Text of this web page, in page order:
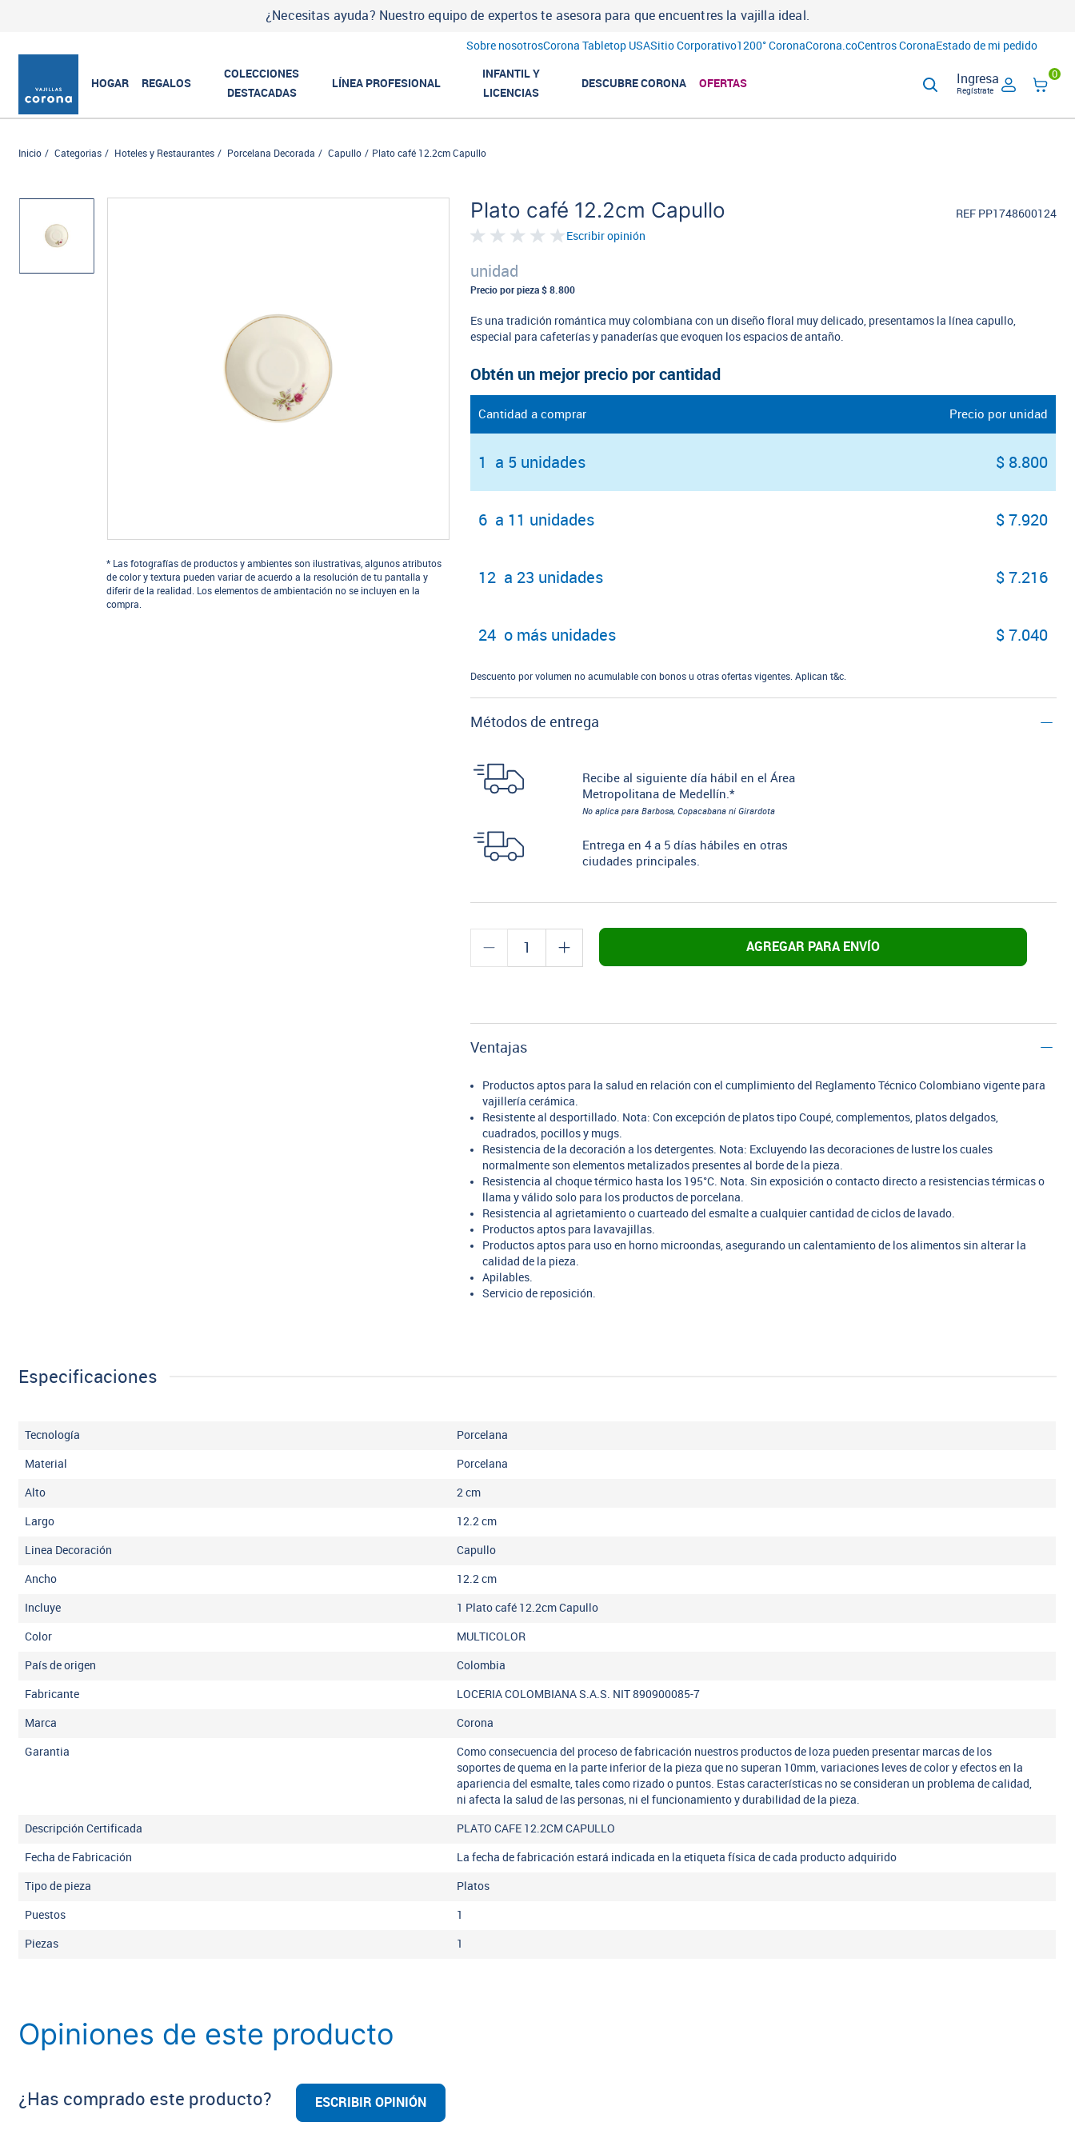
¿Necesitas ayuda? Nuestro equipo de expertos te asesora para que encuentres la vajilla ideal.
Sobre nosotrosCorona Tabletop USASitio Corporativo1200° CoronaCorona.coCentros CoronaEstado de mi pedido
HOGAR REGALOS
COLECCIONES
DESTACADAS
LÍNEA PROFESIONAL
INFANTIL Y
LICENCIAS
DESCUBRE CORONA OFERTAS Ingresa
Regístrate
0
Inicio Categorias Hoteles y Restaurantes Porcelana Decorada Capullo Plato café 12.2cm Capullo
Plato café 12.2cm Capullo
REF PP1748600124
Escribir opinión
* Las fotografías de productos y ambientes son ilustrativas, algunos atributos
de color y textura pueden variar de acuerdo a la resolución de tu pantalla y
diferir de la realidad. Los elementos de ambientación no se incluyen en la
compra.
unidad
Precio por pieza $ 8.800
Es una tradición romántica muy colombiana con un diseño floral muy delicado, presentamos la línea capullo,
especial para cafeterías y panaderías que evoquen los espacios de antaño.
Obtén un mejor precio por cantidad
Cantidad a comprar Precio por unidad
1 a 5 unidades $ 8.800
6 a 11 unidades $ 7.920
12 a 23 unidades $ 7.216
24 o más unidades $ 7.040
Descuento por volumen no acumulable con bonos u otras ofertas vigentes. Aplican t&c.
Métodos de entrega
Recibe al siguiente día hábil en el Área
Metropolitana de Medellín.*
No aplica para Barbosa, Copacabana ni Girardota
Entrega en 4 a 5 días hábiles en otras
ciudades principales.
AGREGAR PARA ENVÍO
Ventajas
Productos aptos para la salud en relación con el cumplimiento del Reglamento Técnico Colombiano vigente para
vajillería cerámica.
Resistente al desportillado. Nota: Con excepción de platos tipo Coupé, complementos, platos delgados,
cuadrados, pocillos y mugs.
Resistencia de la decoración a los detergentes. Nota: Excluyendo las decoraciones de lustre los cuales
normalmente son elementos metalizados presentes al borde de la pieza.
Resistencia al choque térmico hasta los 195°C. Nota. Sin exposición o contacto directo a resistencias térmicas o
llama y válido solo para los productos de porcelana.
Resistencia al agrietamiento o cuarteado del esmalte a cualquier cantidad de ciclos de lavado.
Productos aptos para lavavajillas.
Productos aptos para uso en horno microondas, asegurando un calentamiento de los alimentos sin alterar la
calidad de la pieza.
Apilables.
Servicio de reposición.
Especificaciones
Tecnología Porcelana
Material Porcelana
Alto 2cm
Largo 12.2cm
Linea Decoración Capullo
Ancho 12.2cm
Incluye 1 Plato café 12.2cm Capullo
Color MULTICOLOR
País de origen Colombia
Fabricante LOCERIA COLOMBIANA S.A.S. NIT 890900085-7
Marca Corona
Garantia
Como consecuencia del proceso de fabricación nuestros productos de loza pueden presentar marcas de los
soportes de quema en la parte inferior de la pieza que no superan 10mm, variaciones leves de color y efectos en la
apariencia del esmalte, tales como rizado o puntos. Estas características no se consideran un problema de calidad,
ni afecta la salud de las personas, ni el funcionamiento y durabilidad de la pieza.
Descripción Certificada PLATO CAFE 12.2CM CAPULLO
Fecha de Fabricación La fecha de fabricación estará indicada en la etiqueta física de cada producto adquirido
Tipo de pieza Platos
Puestos 1
Piezas 1
Opiniones de este producto
¿Has comprado este producto? ESCRIBIR OPINIÓN